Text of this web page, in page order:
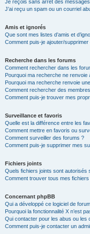
Je reçois sans arrêt des
J’ai reçu un spam ou un courriel
Amis et ignorés
Que sont mes listes d’amis et
Comment puis-je ajouter/supprimer
Recherche dans les forums
Comment rechercher dans les
Pourquoi ma recherche ne renvoie
Pourquoi ma recherche renvoie
Comment rechercher des
Comment puis-je trouver mes
Surveillance et favoris
Quelle est la différence entre les
Comment mettre en favoris ou
Comment surveiller des forums ?
Comment puis-je supprimer mes
Fichiers joints
Quels fichiers joints sont autorisés
Comment trouver tous mes fichiers
Concernant phpBB
Qui a développé ce logiciel de
Pourquoi la fonctionnalité X n’est
Qui contacter pour les abus ou les
Comment puis-je contacter un